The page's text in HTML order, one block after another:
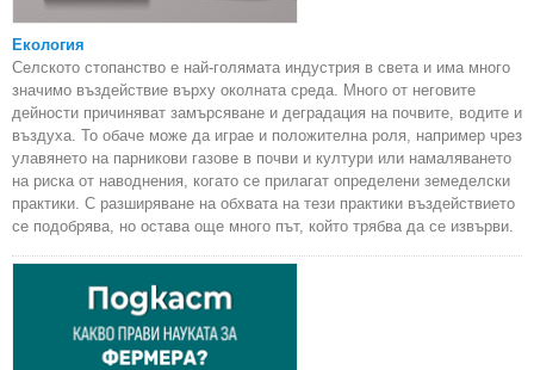
Екология
Селското стопанство е най-голямата индустрия в света и има много
значимо въздействие върху околната среда. Много от неговите
дейности причиняват замърсяване и деградация на почвите, водите и
въздуха. То обаче може да играе и положителна роля, например чрез
улавянето на парникови газове в почви и култури или намаляването
на риска от наводнения, когато се прилагат определени земеделски
практики. С разширяване на обхвата на тези практики въздействието
се подобрява, но остава още много път, който трябва да се извърви.